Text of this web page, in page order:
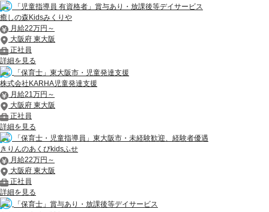
「児童指導員 有資格者」賞与あり・放課後等デイサービス
癒しの森Kidsみくりや
月給22万円～
大阪府 東大阪
正社員
詳細を見る
「保育士」東大阪市・児童発達支援
株式会社KARHA児童発達支援
月給21万円～
大阪府 東大阪
正社員
詳細を見る
「保育士・児童指導員」東大阪市・未経験歓迎、経験者優遇
きりんのあくびkidsふせ
月給22万円～
大阪府 東大阪
正社員
詳細を見る
「保育士」賞与あり・放課後等デイサービス